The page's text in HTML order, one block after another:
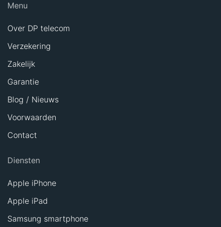
Menu
Over DP telecom
Verzekering
Zakelijk
Garantie
Blog / Nieuws
Voorwaarden
Contact
Diensten
Apple iPhone
Apple iPad
Samsung smartphone